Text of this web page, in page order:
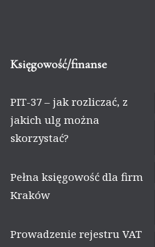
Księgowość/finanse
PIT-37 – jak rozliczać, z
jakich ulg można
skorzystać?
Pełna księgowość dla firm
Kraków
Prowadzenie rejestru VAT